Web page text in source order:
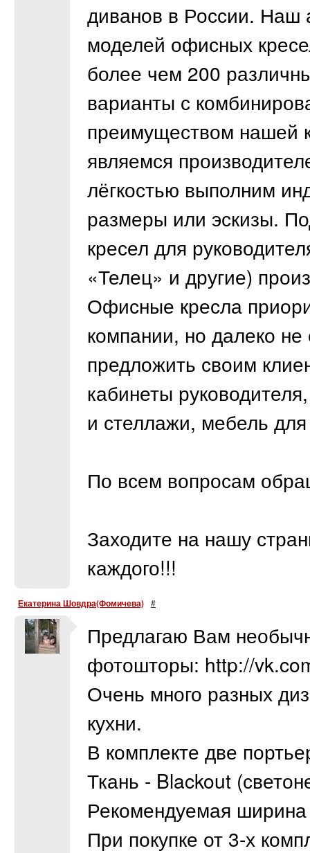
диванов в России. Наш
моделей офисных
более чем 200
варианты с
преимуществом нашей
являемся
лёгкостью выполним
размеры или эскизы.
кресел для
«Телец» и другие)
Офисные кресла
компании, но далеко
предложить своим
кабинеты
и стеллажи, мебель
По всем вопросам
Заходите на нашу
каждого!!!
Екатерина Шовдра(Фомичева) #
Предлагаю Вам
фотошторы: http://
Очень много разных
кухни.
В комплекте две
Ткань - Blackout
Рекомендуемая
При покупке от 3-х